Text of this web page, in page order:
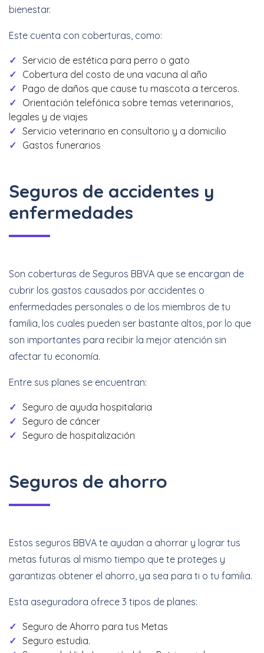
bienestar.
Este cuenta con coberturas, como:
Servicio de estética para perro o gato
Cobertura del costo de una vacuna al año
Pago de daños que cause tu mascota a terceros.
Orientación telefónica sobre temas veterinarios,
legales y de viajes
Servicio veterinario en consultorio y a domicilio
Gastos funerarios
Seguros de accidentes y
enfermedades
Son coberturas de Seguros BBVA que se encargan de
cubrir los gastos causados por accidentes o
enfermedades personales o de los miembros de tu
familia, los cuales pueden ser bastante altos, por lo que
son importantes para recibir la mejor atención sin
afectar tu economía.
Entre sus planes se encuentran:
Seguro de ayuda hospitalaria
Seguro de cáncer
Seguro de hospitalización
Seguros de ahorro
Estos seguros BBVA te ayudan a ahorrar y lograr tus
metas futuras al mismo tiempo que te proteges y
garantizas obtener el ahorro, ya sea para ti o tu familia.
Esta aseguradora ofrece 3 tipos de planes:
Seguro de Ahorro para tus Metas
Seguro estudia.